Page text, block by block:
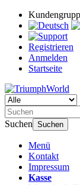
Registrieren
Anmelden
Startseite
Suchen Suchen
Menü
Kontakt
Impressum
Kasse